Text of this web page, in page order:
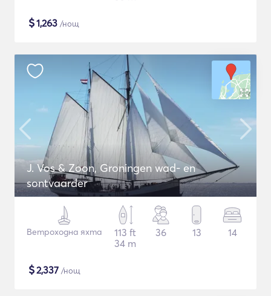
$1,263 /нощ
J. Vos & Zoon, Groningen wad- en
sontvaarder
Ветроходна яхта
113 ft
34 m
36 13 14
$2,337 /нощ